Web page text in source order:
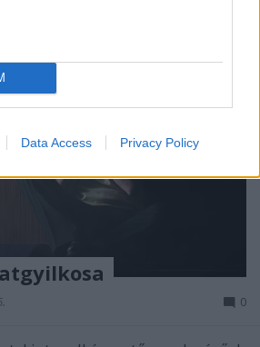
Data Access Privacy Policy
0